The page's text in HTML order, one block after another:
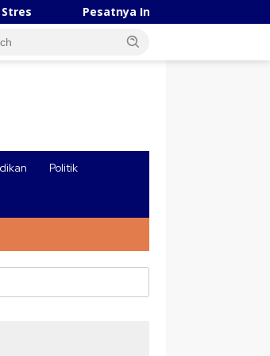
Industri AI Tiongkok, Robot Ungguli
Politik